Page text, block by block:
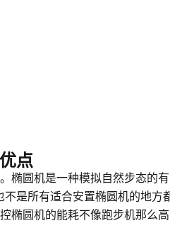
点
椭圆机是一种模拟自然步态的
是所有适合安置椭圆机的地方
椭圆机的能耗不像跑步机那么